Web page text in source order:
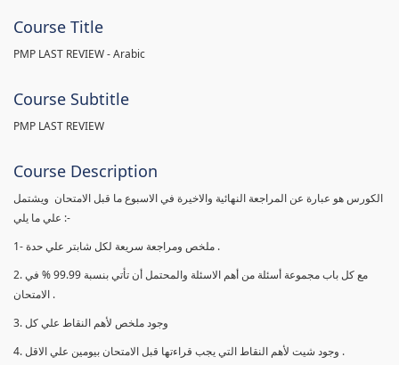
Course Title
PMP LAST REVIEW - Arabic
Course Subtitle
PMP LAST REVIEW
Course Description
الكورس هو عبارة عن المراجعة النهائية والاخيرة في الاسبوع ما قبل الامتحان ويشتمل
علي ما يلي :-
1- ملخص ومراجعة سريعة لكل شابتر علي حدة .
2. مع كل باب مجموعة أسئلة من أهم الاسئلة والمحتمل أن تأتي بنسبة 99.99 % في
الامتحان .
3. وجود ملخص لأهم النقاط علي كل
4. وجود شيت لأهم النقاط التي يجب قراءتها قبل الامتحان بيومين علي الاقل .